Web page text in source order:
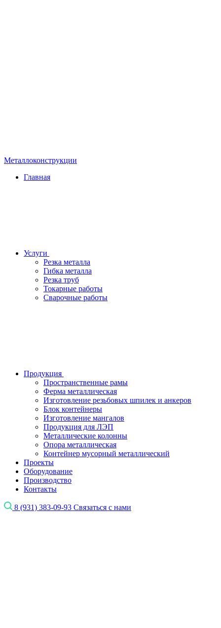
Металлоконструкции
Главная
Услуги
Резка металла
Гибка металла
Резка труб
Токарные работы
Сварочные работы
Продукция
Пространственные рамы
Ферма металлическая
Изготовление резьбовых шпилек и анкеров
Блок контейнеры
Изготовление мангалов
Продукция для ЛЭП
Металлические колонны
Опора металлическая
Контейнер мусорный металлический
Проекты
Оборудование
Производство
Контакты
8 (931) 383-09-93 Связаться с нами